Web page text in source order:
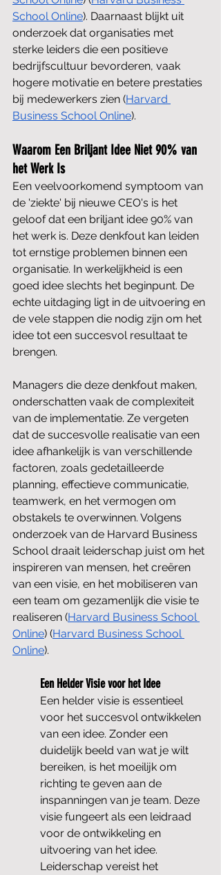
School Online)​. Daarnaast blijkt uit
onderzoek dat organisaties met
sterke leiders die een positieve
bedrijfscultuur bevorderen, vaak
hogere motivatie en betere prestaties
bij medewerkers zien​ (Harvard
Business School Online)​.
Waarom Een Briljant Idee Niet 90% van
het Werk Is
Een veelvoorkomend symptoom van
de 'ziekte' bij nieuwe CEO's is het
geloof dat een briljant idee 90% van
het werk is. Deze denkfout kan leiden
tot ernstige problemen binnen een
organisatie. In werkelijkheid is een
goed idee slechts het beginpunt. De
echte uitdaging ligt in de uitvoering en
de vele stappen die nodig zijn om het
idee tot een succesvol resultaat te
brengen.
Managers die deze denkfout maken,
onderschatten vaak de complexiteit
van de implementatie. Ze vergeten
dat de succesvolle realisatie van een
idee afhankelijk is van verschillende
factoren, zoals gedetailleerde
planning, effectieve communicatie,
teamwerk, en het vermogen om
obstakels te overwinnen. Volgens
onderzoek van de Harvard Business
School draait leiderschap juist om het
inspireren van mensen, het creëren
van een visie, en het mobiliseren van
een team om gezamenlijk die visie te
realiseren​ (Harvard Business School
Online)​​ (Harvard Business School
Online)​.
Een Helder Visie voor het Idee
Een helder visie is essentieel
voor het succesvol ontwikkelen
van een idee. Zonder een
duidelijk beeld van wat je wilt
bereiken, is het moeilijk om
richting te geven aan de
inspanningen van je team. Deze
visie fungeert als een leidraad
voor de ontwikkeling en
uitvoering van het idee.
Leiderschap vereist het